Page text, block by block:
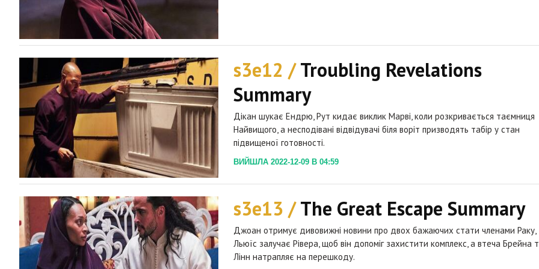
s3e12 /Troubling Revelations
Summary
Дікан шукає Ендрю, Рут кидає виклик Марві, коли розкривається таємниця
Найвищого, а несподівані відвідувачі біля воріт призводять табір у стан
підвищеної готовності.
ВИЙШЛА 2022-12-09 В 04:59
s3e13 /The Great Escape Summary
Джоан отримує дивовижні новини про двох бажаючих стати членами Раку,
Льюїс залучає Рівера, щоб він допоміг захистити комплекс, а втеча Брейна
Лінн натрапляє на перешкоду.